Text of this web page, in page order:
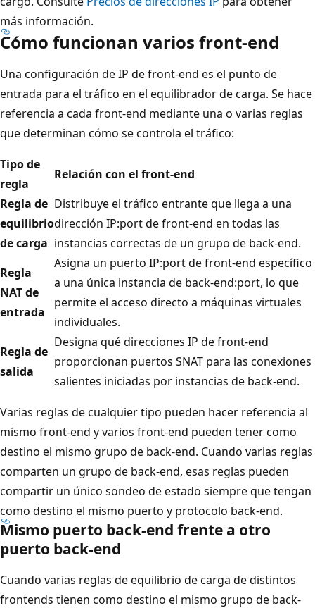
más información.
Cómo funcionan varios front-end
Una configuración de IP de front-end es el punto de
entrada para el tráfico en el equilibrador de carga. Se hace
referencia a cada front-end mediante una o varias reglas
que determinan cómo se controla el tráfico:
Tipo de
regla
Relación con el front-end
Regla de
equilibrio
de carga
Distribuye el tráfico entrante que llega a una
dirección IP:port de front-end en todas las
instancias correctas de un grupo de back-end.
Regla
NAT de
entrada
Asigna un puerto IP:port de front-end específico
a una única instancia de back-end:port, lo que
permite el acceso directo a máquinas virtuales
individuales.
Regla de
salida
Designa qué direcciones IP de front-end
proporcionan puertos SNAT para las conexiones
salientes iniciadas por instancias de back-end.
Varias reglas de cualquier tipo pueden hacer referencia al
mismo front-end y varios front-end pueden tener como
destino el mismo grupo de back-end. Cuando varias reglas
comparten un grupo de back-end, esas reglas pueden
compartir un único sondeo de estado siempre que tengan
como destino el mismo puerto y protocolo back-end.
Mismo puerto back-end frente a otro
puerto back-end
Cuando varias reglas de equilibrio de carga de distintos
frontends tienen como destino el mismo grupo de back-